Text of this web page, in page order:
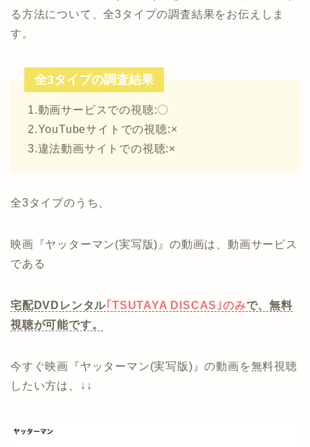
る方法について、全3タイプの調査結果をお伝えしま
す。
全3タイプの調査結果
1.動画サービスでの視聴:〇
2.YouTubeサイトでの視聴:×
3.違法動画サイトでの視聴:×
全3タイプのうち、
映画『ヤッターマン(実写版)』の動画は、動画サービス
である
宅配DVDレンタル｢TSUTAYA DISCAS｣のみで、無料
視聴が可能です。
今すぐ映画『ヤッターマン(実写版)』の動画を無料視聴
したい方は、↓↓